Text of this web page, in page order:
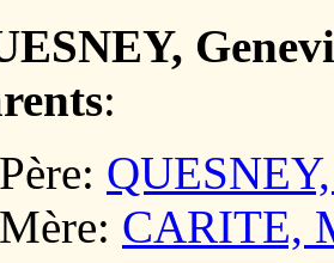
:
Père:
Mère: CARITE,